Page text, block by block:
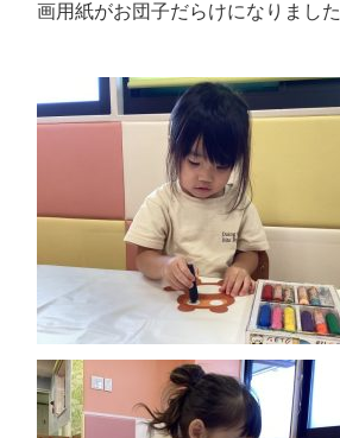
画用紙がお団子だらけになりました